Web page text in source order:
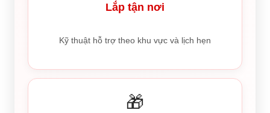
Lắp tận nơi
Kỹ thuật hỗ trợ theo khu vực và lịch hẹn
🎁